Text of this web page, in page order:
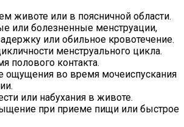
животе или в поясничной области.
или болезненные менструации,
или обильное кровотечение.
менструального цикла.
полового контакта.
ощущения во время мочеиспускания
или набухания в животе.
при приеме пищи или быстрое